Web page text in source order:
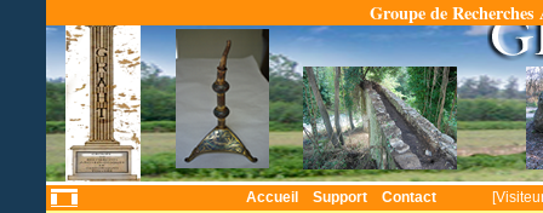
Groupe de
Accueil Support Contact